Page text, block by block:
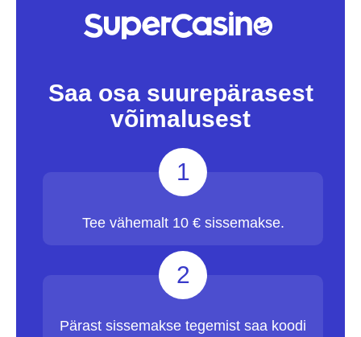
Saa osa suurepärasest
võimalusest
1
Tee vähemalt 10 € sissemakse.
2
Pärast sissemakse tegemist saa koodi